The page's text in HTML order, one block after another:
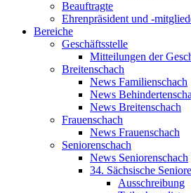
Beauftragte
Ehrenpräsident und -
Bereiche
Geschäftsstelle
Mitteilungen der
Breitenschach
News Familienschach
News
News Breitenschach
Frauenschach
News Frauenschach
Seniorenschach
News Seniorenschach
34. Sächsische
Ausschreibung